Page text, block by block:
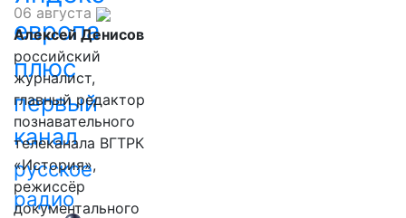
европа
плюс
первый
канал
русское
радио
06 августа
Алексей Денисов
российский
журналист,
главный редактор
познавательного
телеканала ВГТРК
«История»,
режиссёр
документального